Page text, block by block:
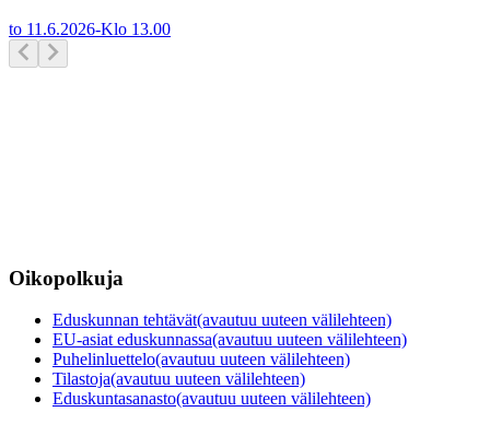
to 11.6.2026-Klo 13.00
Oikopolkuja
Eduskunnan tehtävät(avautuu uuteen välilehteen)
EU-asiat eduskunnassa(avautuu uuteen välilehteen)
Puhelinluettelo(avautuu uuteen välilehteen)
Tilastoja(avautuu uuteen välilehteen)
Eduskuntasanasto(avautuu uuteen välilehteen)